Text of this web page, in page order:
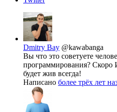
Dmitry Bay @kawabanga
Вы что это советуете
программирования? Скоро
будет жив всегда!
Написано более трёх лет